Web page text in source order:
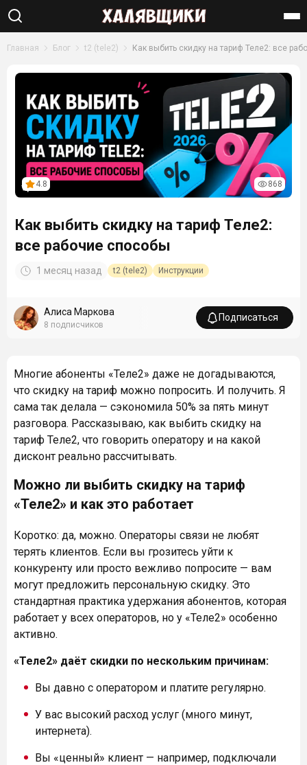
Найти
Главная Блог t2 (tele2) Как выбить скидку на тариф Теле2: все
4.8 868
Как выбить скидку на тариф Теле2:
все рабочие способы
1 месяц назад t2 (tele2) Инструкции
Алиса Маркова
8 подписчиков
Подписаться
Многие абоненты «Теле2» даже не догадываются,
что скидку на тариф можно попросить. И получить. Я
сама так делала — сэкономила 50% за пять минут
разговора. Рассказываю, как выбить скидку на
тариф Теле2, что говорить оператору и на какой
дисконт реально рассчитывать.
Можно ли выбить скидку на тариф
«Теле2» и как это работает
Коротко: да, можно. Операторы связи не любят
терять клиентов. Если вы грозитесь уйти к
конкуренту или просто вежливо попросите — вам
могут предложить персональную скидку. Это
стандартная практика удержания абонентов, которая
работает у всех операторов, но у «Теле2» особенно
активно.
«Теле2» даёт скидки по нескольким причинам:
Вы давно с оператором и платите регулярно.
У вас высокий расход услуг (много минут,
интернета).
Вы «ценный» клиент — например, подключали